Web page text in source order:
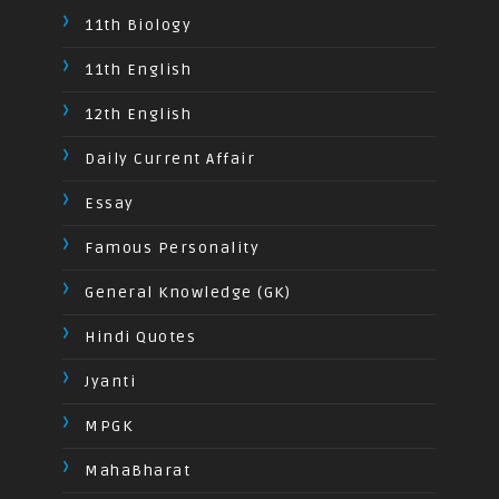
11th Biology
11th English
12th English
Daily Current Affair
Essay
Famous Personality
General Knowledge (GK)
Hindi Quotes
Jyanti
MPGK
MahaBharat